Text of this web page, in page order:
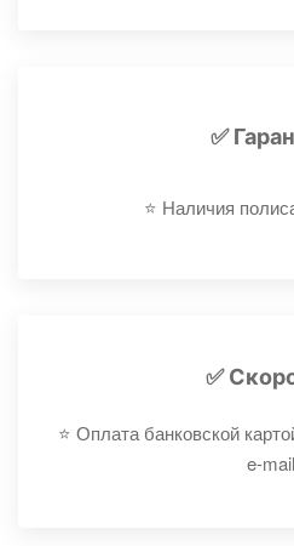
✅
⭐️ Наличия
✅
⭐️ Оплата банковской
e-mail